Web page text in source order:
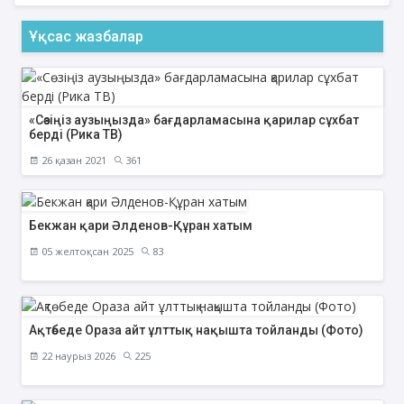
Ұқсас жазбалар
«Сөзіңіз аузыңызда» бағдарламасына қарилар сұхбат
берді (Рика ТВ)
26 қазан 2021 361
Бекжан қари Әлденов-Құран хатым
05 желтоқсан 2025 83
Ақтөбеде Ораза айт ұлттық нақышта тойланды (Фото)
22 наурыз 2026 225